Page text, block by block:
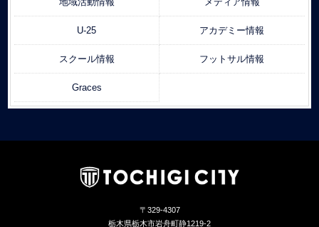
U-25 アカデミー情報
スクール情報 フットサル情報
Graces
〒329-4307
栃木県栃木市岩舟町静1219-2